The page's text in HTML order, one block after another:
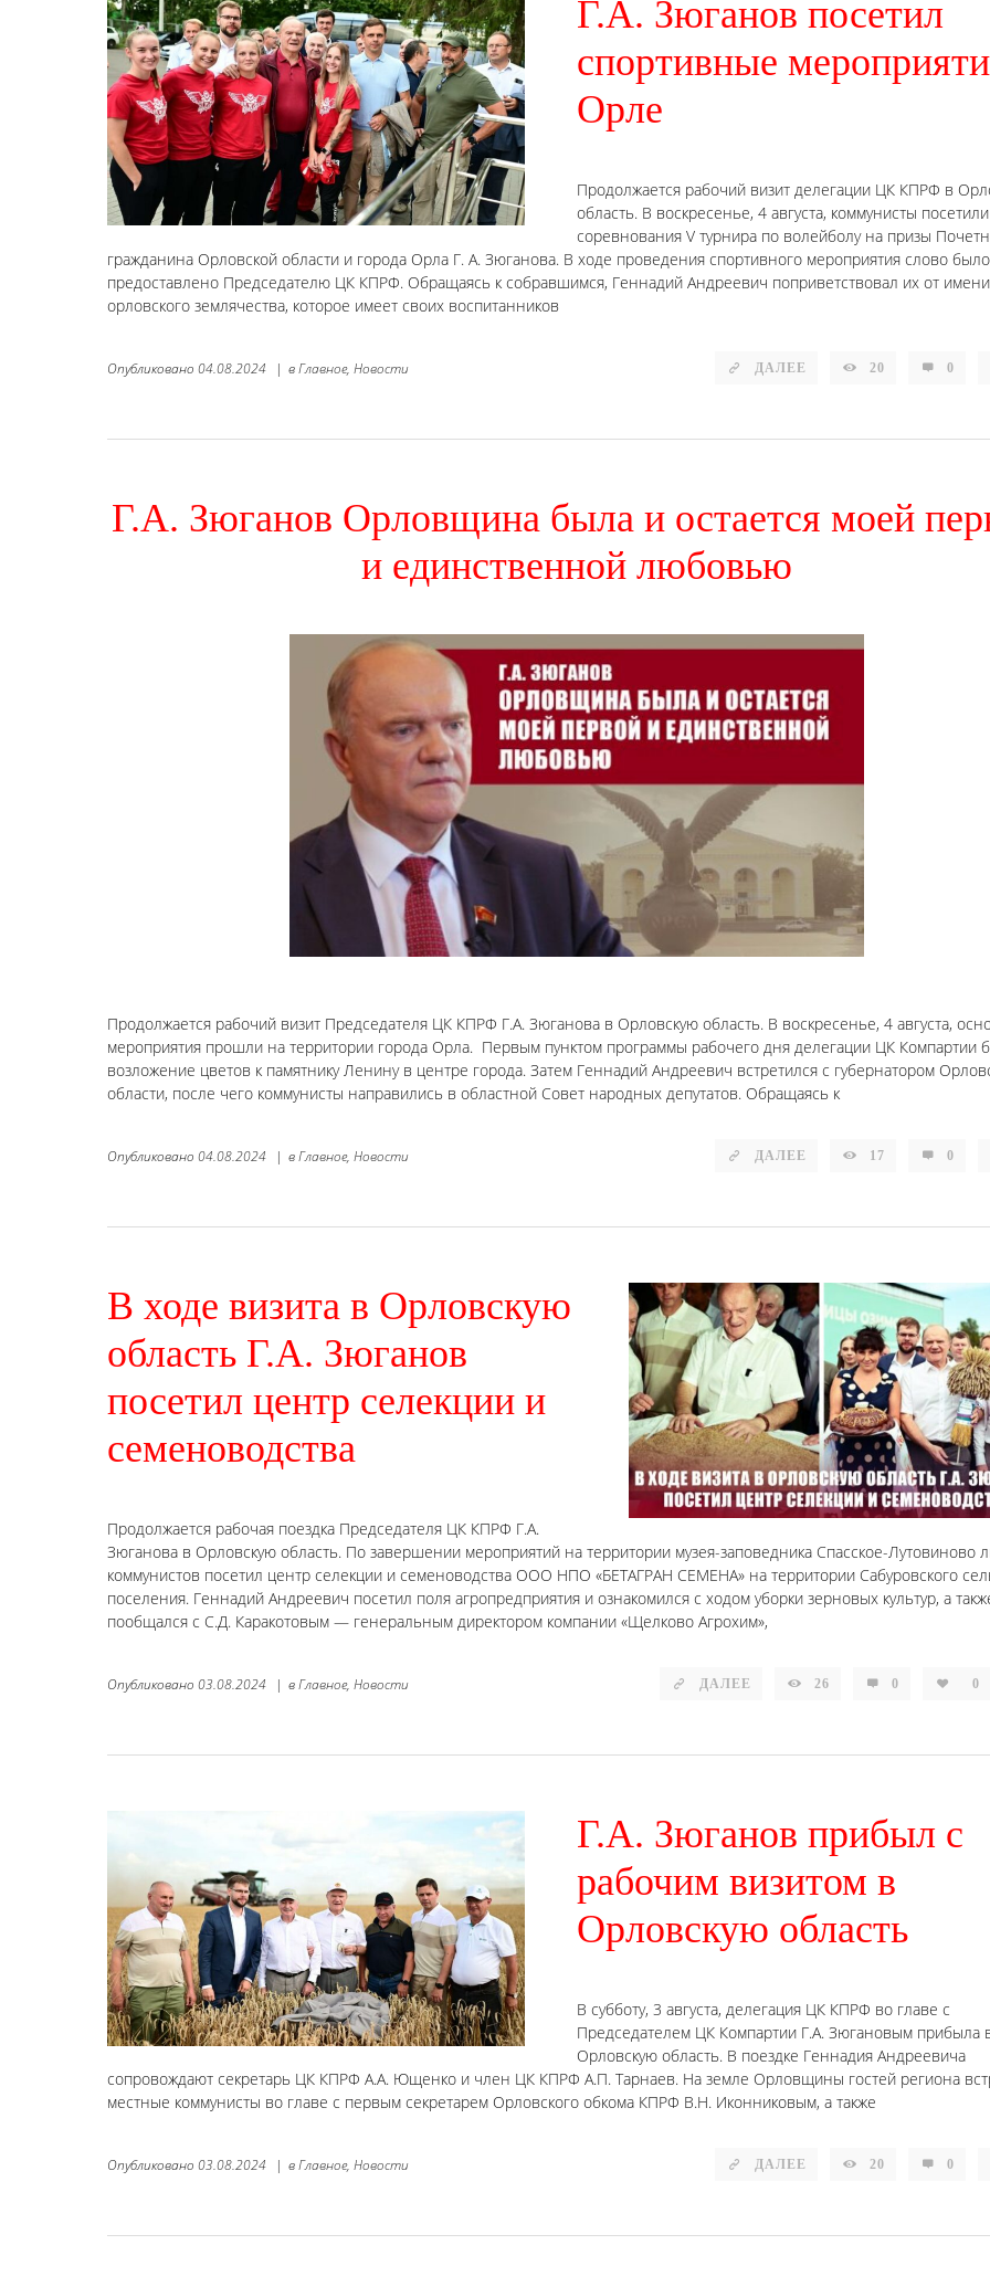
Г.А. Зюганов посетил
спортивные
Орле
Продолжается рабочий визит делегации ЦК КПРФ в
область. В воскресенье, 4 августа, коммунисты посетили
соревнования V турнира по волейболу на призы
гражданина Орловской области и города Орла Г. А. Зюганова. В ходе проведения спортивного мероприятия слово было
предоставлено Председателю ЦК КПРФ. Обращаясь к собравшимся, Геннадий Андреевич поприветствовал их от имени
орловского землячества, которое имеет своих воспитанников
ДАЛЕЕ 20 0
Опубликовано 04.08.2024 | вГлавное, Новости
Г.А. Зюганов Орловщина была и остается моей
и единственной любовью
Продолжается рабочий визит Председателя ЦК КПРФ Г.А. Зюганова в Орловскую область. В воскресенье, 4 августа,
мероприятия прошли на территории города Орла. Первым пунктом программы рабочего дня делегации ЦК Компартии
возложение цветов к памятнику Ленину в центре города. Затем Геннадий Андреевич встретился с губернатором
области, после чего коммунисты направились в областной Совет народных депутатов. Обращаясь к
ДАЛЕЕ 17 0
Опубликовано 04.08.2024 | вГлавное, Новости
В ходе визита в Орловскую
область Г.А. Зюганов
посетил центр селекции и
семеноводства
Продолжается рабочая поездка Председателя ЦК КПРФ Г.А.
Зюганова в Орловскую область. По завершении мероприятий на территории музея-заповедника Спасское-Лутовиново
коммунистов посетил центр селекции и семеноводства ООО НПО «БЕТАГРАН СЕМЕНА» на территории Сабуровского
поселения. Геннадий Андреевич посетил поля агропредприятия и ознакомился с ходом уборки зерновых культур, а
пообщался с С.Д. Каракотовым — генеральным директором компании «Щелково Агрохим»,
ДАЛЕЕ 26 0 0
Опубликовано 03.08.2024 | вГлавное, Новости
Г.А. Зюганов прибыл с
рабочим визитом в
Орловскую область
В субботу, 3 августа, делегация ЦК КПРФ во главе с
Председателем ЦК Компартии Г.А. Зюгановым прибыла
Орловскую область. В поездке Геннадия Андреевича
сопровождают секретарь ЦК КПРФ А.А. Ющенко и член ЦК КПРФ А.П. Тарнаев. На земле Орловщины гостей региона
местные коммунисты во главе с первым секретарем Орловского обкома КПРФ В.Н. Иконниковым, а также
ДАЛЕЕ 20 0
Опубликовано 03.08.2024 | вГлавное, Новости